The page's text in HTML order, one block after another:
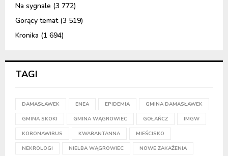
Na sygnale (3 772)
Gorący temat(3 519)
Kronika (1 694)
TAGI
DAMASŁAWEK ENEA EPIDEMIA GMINA DAMASŁAWEK
GMINA SKOKI GMINA WĄGROWIEC GOŁAŃCZ IMGW
KORONAWIRUS KWARANTANNA MIEŚCISKO
NEKROLOGI NIELBA WĄGROWIEC NOWE ZAKAŻENIA